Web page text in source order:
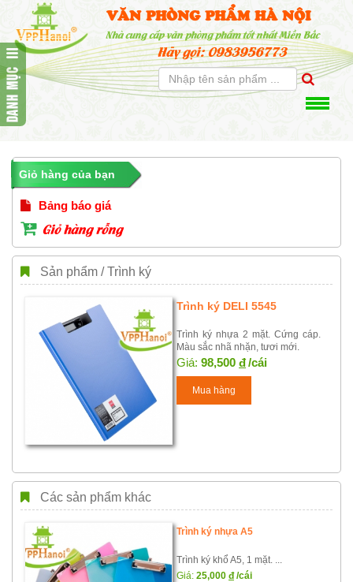
VĂN PHÒNG PHẨM HÀ NỘI
Nhà cung cấp văn phòng phẩm tốt nhất Miền Bắc
Hãy gọi: 0983956773
Giỏ hàng của bạn
Bảng báo giá
Giỏ hàng rỗng
Sản phẩm / Trình ký
Trình ký DELI 5545
Trình ký nhựa 2 mặt. Cứng cáp.
Màu sắc nhã nhặn, tươi mới.
Giá: 98,500 đ/cái
Mua hàng
Các sản phẩm khác
Trình ký nhựa A5
Trình ký khổ A5, 1 mặt. ...
Giá: 25,000 đ /cái